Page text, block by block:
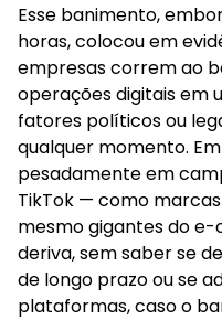
Esse banimento,
horas, colocou em
empresas correm ao
operações digitais em
fatores políticos ou
qualquer momento.
pesadamente em
TikTok — como
mesmo gigantes do
deriva, sem saber se
de longo prazo ou se
plataformas, caso o